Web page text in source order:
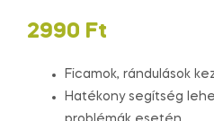
2990 Ft
Ficamok, rándulások
Hatékony segítség